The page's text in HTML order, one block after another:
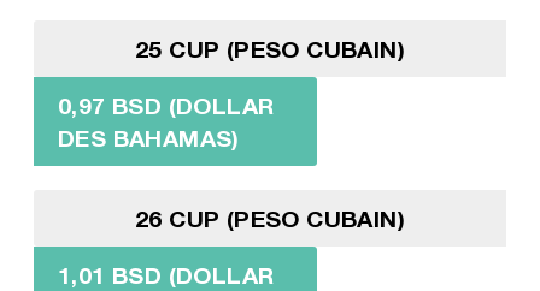
25 CUP (PESO CUBAIN)
0,97 BSD (DOLLAR
DES BAHAMAS)
26 CUP (PESO CUBAIN)
1,01 BSD (DOLLAR